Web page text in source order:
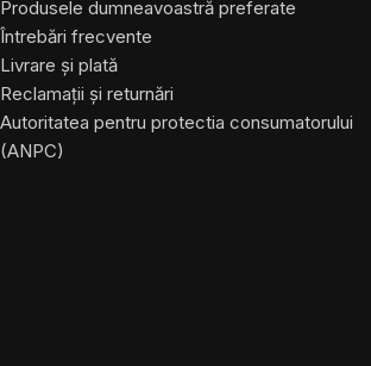
Produsele dumneavoastră preferate
Întrebări frecvente
Livrare și plată
Reclamații și returnări
Autoritatea pentru protectia consumatorului
(ANPC)